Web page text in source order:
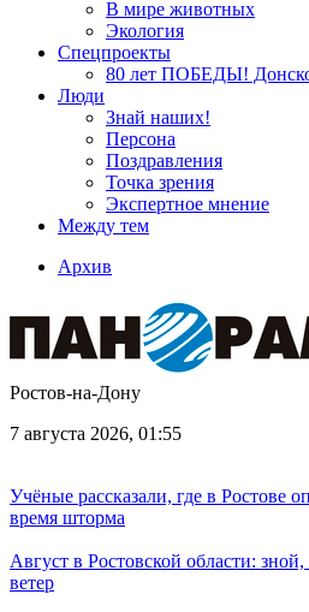
В мире животных
Экология
Спецпроекты
80 лет ПОБЕДЫ!
Люди
Знай наших!
Персона
Поздравления
Точка зрения
Экспертное мнение
Между тем
Архив
Ростов-на-Дону
7 августа 2026, 01:55
Учёные рассказали, где в Ростове
время шторма
Август в Ростовской области:
ветер